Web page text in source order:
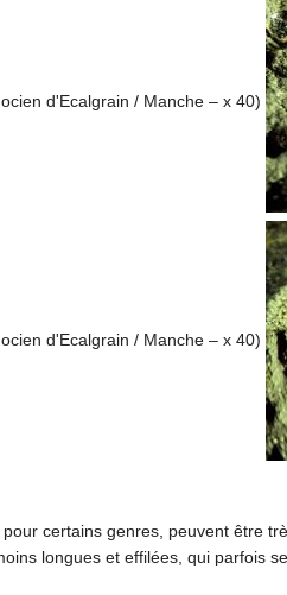
d'Ecalgrain / Manche – x 40)
d'Ecalgrain / Manche – x 40)
pour certains genres, peuvent être
longues et effilées, qui parfois